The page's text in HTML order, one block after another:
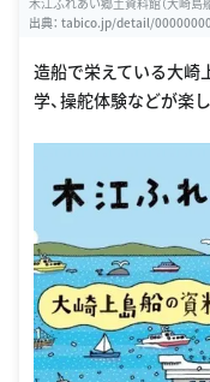
出典： tabico.jp/detail/
造船で栄えている大崎
学、操舵体験などが楽